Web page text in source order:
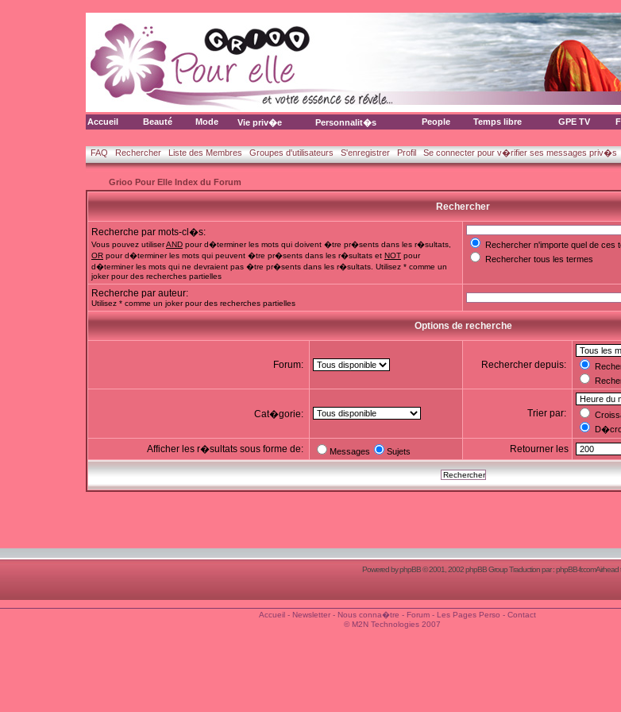
Accueil Beauté Mode Vie priv�e Personnalit�s People Temps libre GPE TV
FAQ Rechercher Liste des Membres Groupes d'utilisateurs S'enregistrer Profil Se connecter pour v�rifier ses messages priv�s
Grioo Pour Elle Index du Forum
Rechercher
Recherche par mots-cl�s:
Vous pouvez utiliserAND pour d�terminer les mots qui doivent �tre pr�sents dans les r�sultats,
OR pour d�terminer les mots qui peuvent �tre pr�sents dans les r�sultats et NOT pour
d�terminer les mots qui ne devraient pas �tre pr�sents dans les r�sultats. Utilisez * comme un
joker pour des recherches partielles
Rechercher n'importe quel de ces
Rechercher tous les termes
Recherche par auteur:
Utilisez * comme un joker pour des recherches partielles
Options de recherche
Forum: Rechercher depuis:
Cat�gorie: Trier par:
Afficher les r�sultats sous forme de: Messages Sujets Retourner les
Powered byphpBB© 2001, 2002 phpBB Group Traduction par :phpBB-fr.comAirhead
Accueil- Newsletter- Nous conna�tre - Forum- Les Pages Perso - Contact
© M2N Technologies 2007